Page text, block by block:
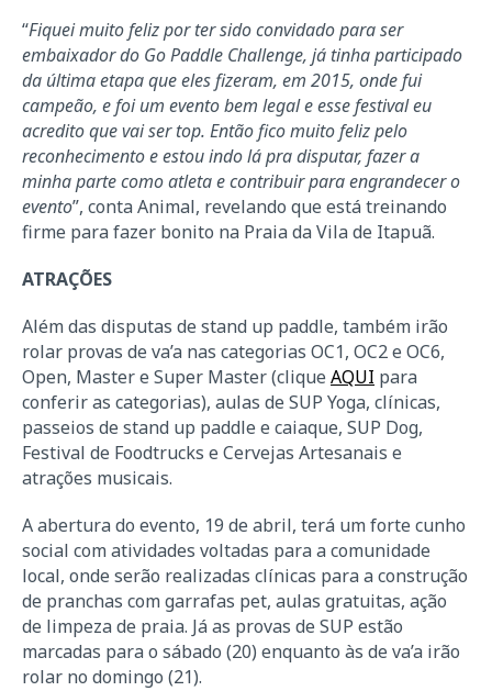
“Fiquei muito feliz por ter sido convidado para ser
embaixador do Go Paddle Challenge, já tinha participado
da última etapa que eles fizeram, em 2015, onde fui
campeão, e foi um evento bem legal e esse festival eu
acredito que vai ser top. Então fico muito feliz pelo
reconhecimento e estou indo lá pra disputar, fazer a
minha parte como atleta e contribuir para engrandecer o
evento”, conta Animal, revelando que está treinando
firme para fazer bonito na Praia da Vila de Itapuã.
ATRAÇÕES
Além das disputas de stand up paddle, também irão
rolar provas de va’a nas categorias OC1, OC2 e OC6,
Open, Master e Super Master (clique AQUI para
conferir as categorias), aulas de SUP Yoga, clínicas,
passeios de stand up paddle e caiaque, SUP Dog,
Festival de Foodtrucks e Cervejas Artesanais e
atrações musicais.
A abertura do evento, 19 de abril, terá um forte cunho
social com atividades voltadas para a comunidade
local, onde serão realizadas clínicas para a construção
de pranchas com garrafas pet, aulas gratuitas, ação
de limpeza de praia. Já as provas de SUP estão
marcadas para o sábado (20) enquanto às de va’a irão
rolar no domingo (21).